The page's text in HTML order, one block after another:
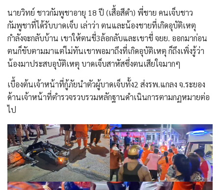
นายวิทย์ ชาวกัมพูชาอายุ 18 ปี (เสื้อสีดำ) พี่ชาย คนเจ็บชาว
กัมพูชาที่ได้รับบาดเจ็บ เล่าว่า ตนและน้องชายที่เกิดอุบัติเหตุ
กำลังจะกลับบ้าน เขาให้ตนขี่3ล้อกลับและเขาขี่ จยย. ออกมาก่อน
ตนก็ขับตามมาแต่ไม่ทันเขาพอมาถึงที่เกิดอุบัติเหตุ ก็ถึงเพิ่งรู้ว่า
น้องมาประสบอุบัติเหตุ บาดเจ็บสาหัสซึ่งตนเสียใจมากๆ
เบื้องต้นเจ้าหน้าที่กู้ภัยนำตัวผู้บาดเจ็บทั้ง2 ส่งรพ.แกลง จ.ระยอง
ด้านเจ้าหน้าที่ตำรวจรวบรวมหลักฐานดำเนินการตามกฏหมายต่อ
ไป